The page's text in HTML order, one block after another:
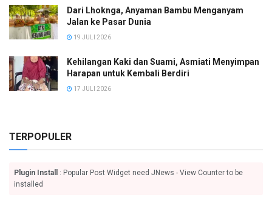
Dari Lhoknga, Anyaman Bambu Menganyam
Jalan ke Pasar Dunia
19 JULI 2026
Kehilangan Kaki dan Suami, Asmiati Menyimpan
Harapan untuk Kembali Berdiri
17 JULI 2026
TERPOPULER
Plugin Install
: Popular Post Widget need JNews - View Counter to be
installed